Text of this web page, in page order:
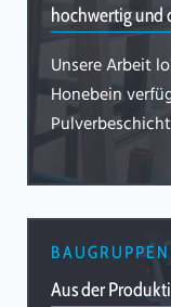
hochwertig und
Unsere Arbeit
Honebein
Aus der